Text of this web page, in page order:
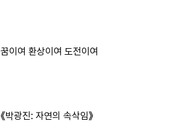
꿈이여 환상이여 도전이여
《박광진: 자연의 속삭임》